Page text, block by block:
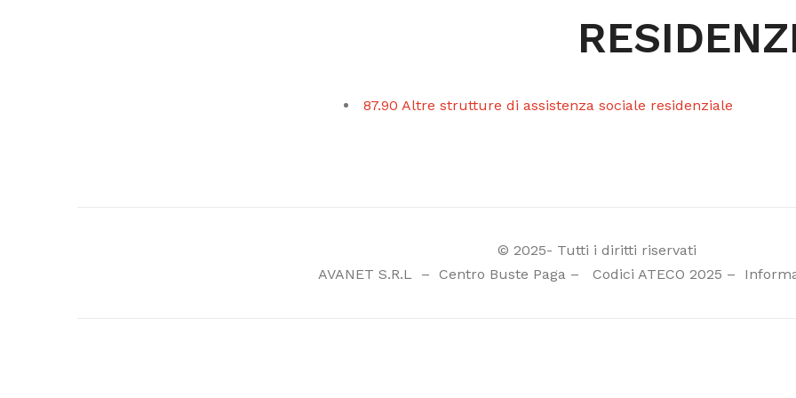
87.90 Altre strutture di assistenza sociale residenziale
© 2025- Tutti i diritti riservati
AVANET S.R.L
– Centro Buste Paga– Codici ATECO 2025 –